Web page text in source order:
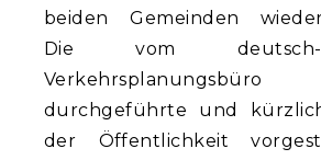
beiden Gemeinden
Die vom deutsch-
durchgeführte und
der Öffentlichkeit